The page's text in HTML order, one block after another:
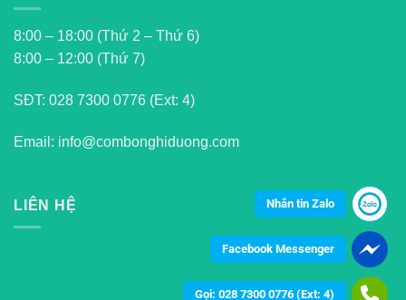
8:00 – 18:00 (Thứ 2 – Thứ 6)
8:00 – 12:00 (Thứ 7)
SĐT: 028 7300 0776 (Ext: 4)
Email: info@combonghiduong.com
LIÊN HỆ Nhắn tin Zalo
Facebook Messenger
Gọi: 028 7300 0776 (Ext: 4)